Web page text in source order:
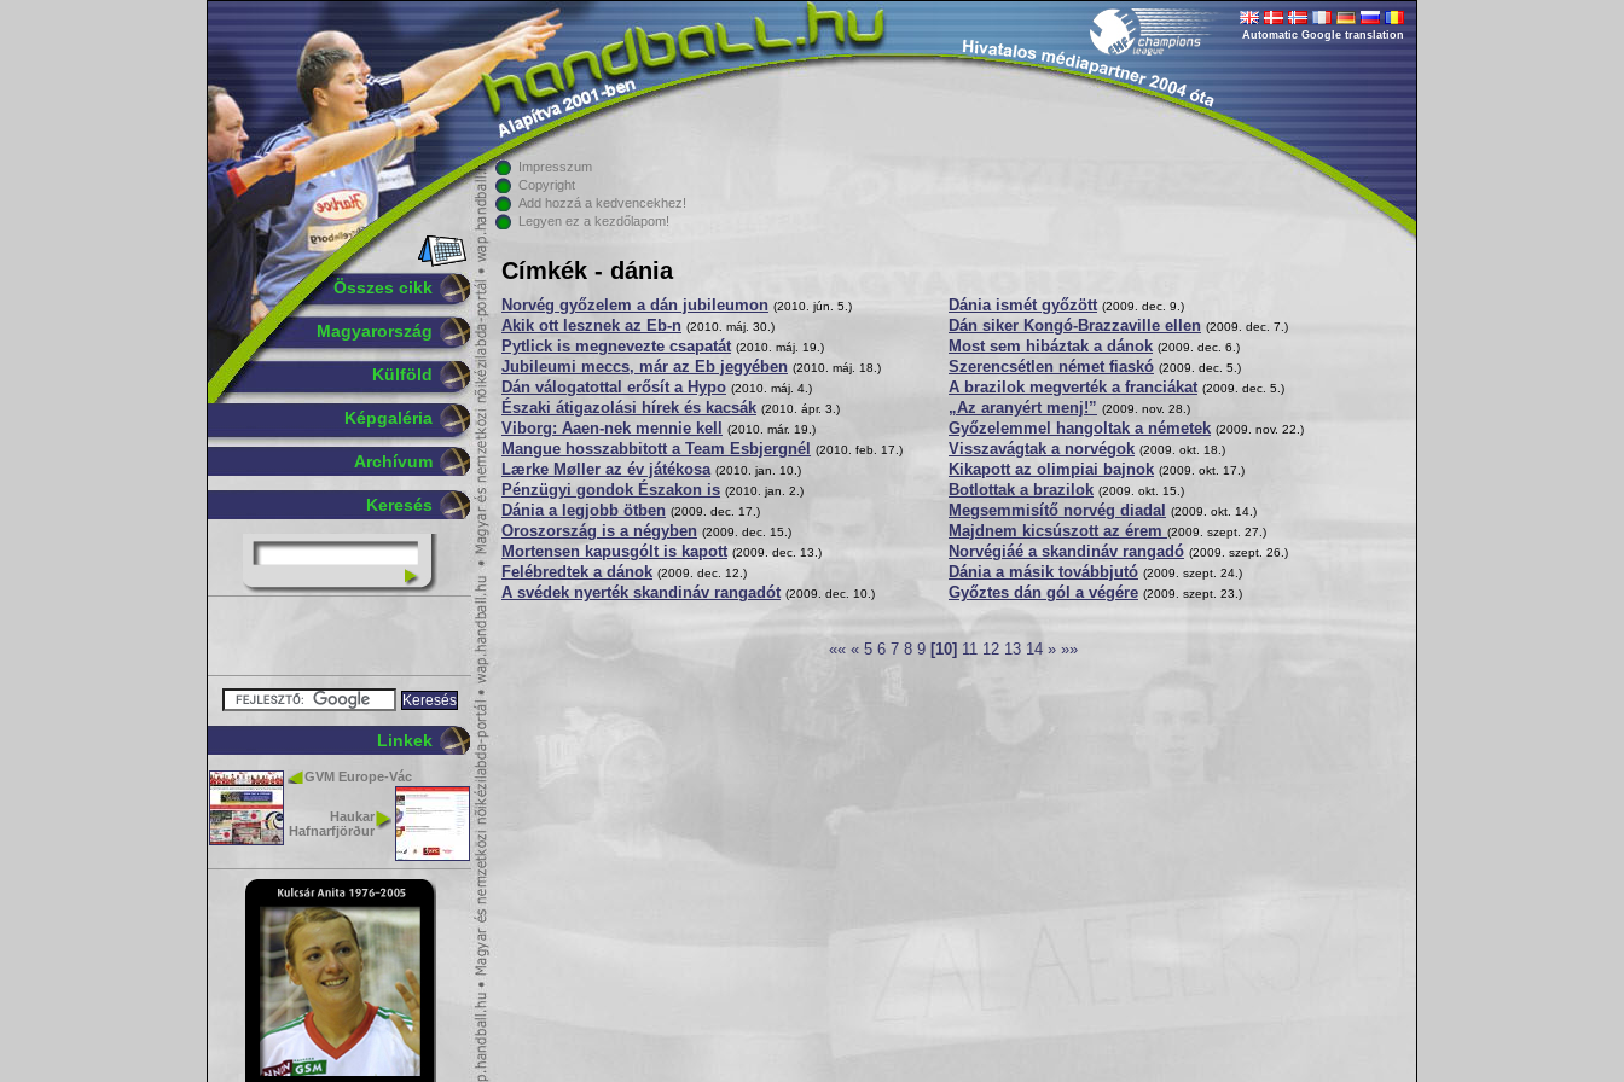
Összes cikk
Magyarország
Külföld
Képgaléria
Archívum
Keresés
Linkek
GVM Europe-Vác
Haukar
Hafnarfjörður
Automatic Google translation
Impresszum
Copyright
Add hozzá a kedvencekhez!
Legyen ez a kezdőlapom!
Címkék - dánia
Norvég győzelem a dán jubileumon (2010. jún. 5.)
Akik ott lesznek az Eb-n (2010. máj. 30.)
Pytlick is megnevezte csapatát (2010. máj. 19.)
Jubileumi meccs, már az Eb jegyében (2010. máj. 18.)
Dán válogatottal erősít a Hypo (2010. máj. 4.)
Északi átigazolási hírek és kacsák (2010. ápr. 3.)
Viborg: Aaen-nek mennie kell (2010. már. 19.)
Mangue hosszabbitott a Team Esbjergnél (2010. feb. 17.)
Lærke Møller az év játékosa (2010. jan. 10.)
Pénzügyi gondok Északon is (2010. jan. 2.)
Dánia a legjobb ötben (2009. dec. 17.)
Oroszország is a négyben (2009. dec. 15.)
Mortensen kapusgólt is kapott (2009. dec. 13.)
Felébredtek a dánok (2009. dec. 12.)
A svédek nyerték skandináv rangadót (2009. dec. 10.)
Dánia ismét győzött (2009. dec. 9.)
Dán siker Kongó-Brazzaville ellen (2009. dec. 7.)
Most sem hibáztak a dánok (2009. dec. 6.)
Szerencsétlen német fiaskó (2009. dec. 5.)
A brazilok megverték a franciákat (2009. dec. 5.)
„Az aranyért menj!” (2009. nov. 28.)
Győzelemmel hangoltak a németek (2009. nov. 22.)
Visszavágtak a norvégok (2009. okt. 18.)
Kikapott az olimpiai bajnok (2009. okt. 17.)
Botlottak a brazilok (2009. okt. 15.)
Megsemmisítő norvég diadal (2009. okt. 14.)
Majdnem kicsúszott az érem (2009. szept. 27.)
Norvégiáé a skandináv rangadó (2009. szept. 26.)
Dánia a másik továbbjutó (2009. szept. 24.)
Győztes dán gól a végére (2009. szept. 23.)
«« « 5 6 7 8 9[10] 11 12 13 14 » »»